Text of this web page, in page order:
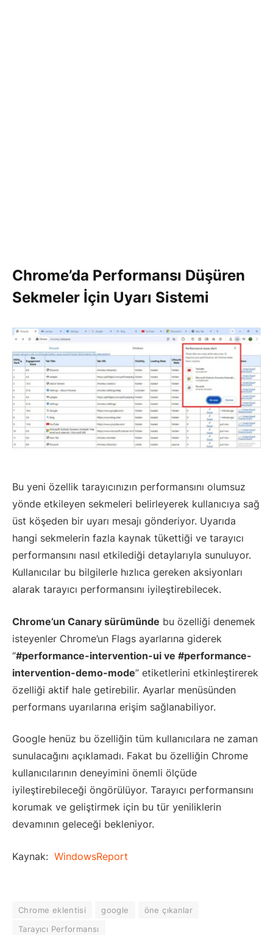
Chrome’da Performansı Düşüren
Sekmeler İçin Uyarı Sistemi
Bu yeni özellik tarayıcınızın performansını olumsuz
yönde etkileyen sekmeleri belirleyerek kullanıcıya sağ
üst köşeden bir uyarı mesajı gönderiyor. Uyarıda
hangi sekmelerin fazla kaynak tükettiği ve tarayıcı
performansını nasıl etkilediği detaylarıyla sunuluyor.
Kullanıcılar bu bilgilerle hızlıca gereken aksiyonları
alarak tarayıcı performansını iyileştirebilecek.
Chrome’un Canary sürümünde bu özelliği denemek
isteyenler Chrome’un Flags ayarlarına giderek
“#performance-intervention-ui ve #performance-
intervention-demo-mode” etiketlerini etkinleştirerek
özelliği aktif hale getirebilir. Ayarlar menüsünden
performans uyarılarına erişim sağlanabiliyor.
Google henüz bu özelliğin tüm kullanıcılara ne zaman
sunulacağını açıklamadı. Fakat bu özelliğin Chrome
kullanıcılarının deneyimini önemli ölçüde
iyileştirebileceği öngörülüyor. Tarayıcı performansını
korumak ve geliştirmek için bu tür yeniliklerin
devamının geleceği bekleniyor.
Kaynak: WindowsReport
Chrome eklentisi google
öne çıkanlar
Tarayıcı Performansı